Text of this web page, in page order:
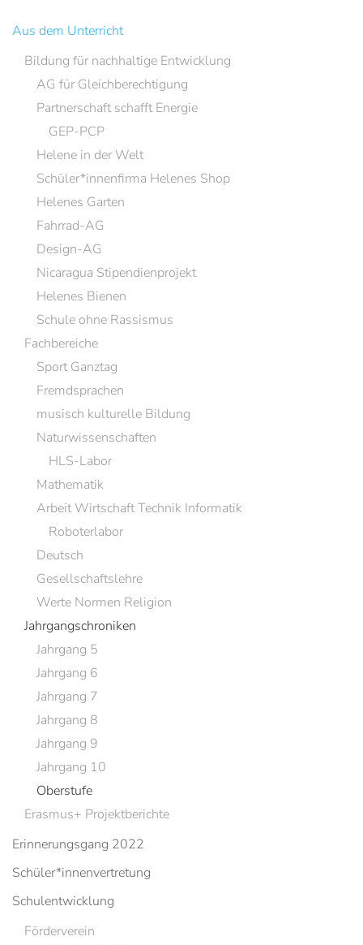
Aus dem Unterricht
Bildung für nachhaltige Entwicklung
AG für Gleichberechtigung
Partnerschaft schafft Energie
GEP-PCP
Helene in der Welt
Schüler*innenfirma Helenes Shop
Helenes Garten
Fahrrad-AG
Design-AG
Nicaragua Stipendienprojekt
Helenes Bienen
Schule ohne Rassismus
Fachbereiche
Sport Ganztag
Fremdsprachen
musisch kulturelle Bildung
Naturwissenschaften
HLS-Labor
Mathematik
Arbeit Wirtschaft Technik Informatik
Roboterlabor
Deutsch
Gesellschaftslehre
Werte Normen Religion
Jahrgangschroniken
Jahrgang 5
Jahrgang 6
Jahrgang 7
Jahrgang 8
Jahrgang 9
Jahrgang 10
Oberstufe
Erasmus+ Projektberichte
Erinnerungsgang 2022
Schüler*innenvertretung
Schulentwicklung
Förderverein